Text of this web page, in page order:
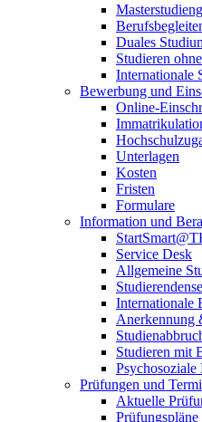
Duales
Studieren
Internationale
Bewerbung und
Online-
Unterlagen
Kosten
Fristen
Formulare
Information und
Service Desk
Allgemeine
Internationale
Anerkennung
Studieren mit
Psychosoziale
Prüfungen und
Aktuelle
Prüfungspläne